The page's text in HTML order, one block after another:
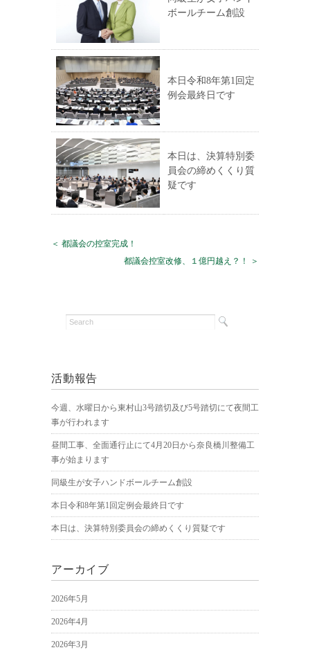
ボールチーム創設
本日令和8年第1回定
例会最終日です
本日は、決算特別委
員会の締めくくり質
疑です
＜ 都議会の控室完成！
都議会控室改修、１億円越え？！ ＞
活動報告
今週、水曜日から東村山3号踏切及び5号踏切にて夜間工
事が行われます
昼間工事、全面通行止にて4月20日から奈良橋川整備工
事が始まります
同級生が女子ハンドボールチーム創設
本日令和8年第1回定例会最終日です
本日は、決算特別委員会の締めくくり質疑です
アーカイブ
2026年5月
2026年4月
2026年3月